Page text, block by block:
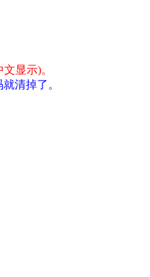
显示)。
清掉了。